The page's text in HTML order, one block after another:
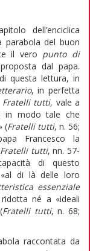
dell’enciclica
parabola del buon
il vero punto di
dal papa.
questa lettura, in
, in perfetta
Fratelli tutti, vale a
in modo tale che
(Fratelli tutti, n. 56;
Francesco la
Fratelli tutti, nn. 57-
di questo
di là delle loro
essenziale
né a «ideali
Fratelli tutti, n. 68;
raccontata da